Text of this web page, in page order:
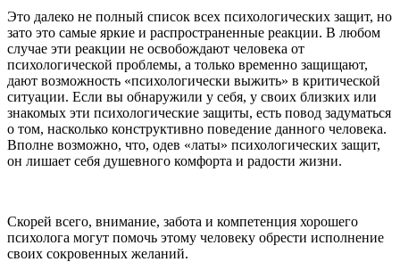
Это далеко не полный список всех психологических защит, но
зато это самые яркие и распространенные реакции. В любом
случае эти реакции не освобождают человека от
психологической проблемы, а только временно защищают,
дают возможность «психологически выжить» в критической
ситуации. Если вы обнаружили у себя, у своих близких или
знакомых эти психологические защиты, есть повод задуматься
о том, насколько конструктивно поведение данного человека.
Вполне возможно, что, одев «латы» психологических защит,
он лишает себя душевного комфорта и радости жизни.
Скорей всего, внимание, забота и компетенция хорошего
психолога могут помочь этому человеку обрести исполнение
своих сокровенных желаний.